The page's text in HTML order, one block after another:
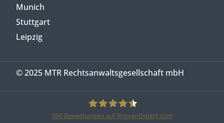
Munich
Stuttgart
Leipzig
© 2025 MTR Rechtsanwaltsgesellschaft mbH
890Bewertungen auf ProvenExpert.com